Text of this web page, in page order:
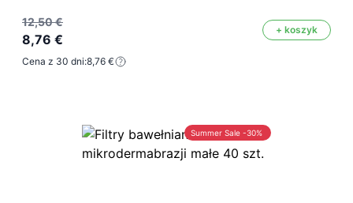
12,50 €
8,76 €
+ koszyk
Cena z 30 dni:8,76 €
Summer Sale -30%